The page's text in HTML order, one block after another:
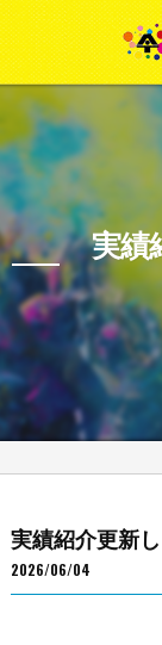
実績
実績紹介更新
2026/06/04